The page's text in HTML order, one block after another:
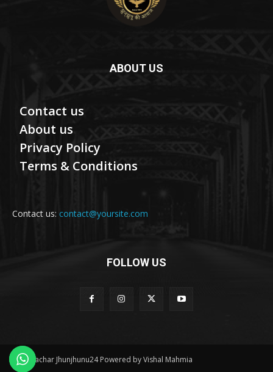
ABOUT US
Contact us
About us
Privacy Policy
Terms & Conditions
Contact us: contact@yoursite.com
FOLLOW US
© Samachar Jhunjhunu24 Powered by Vishal Mahmia